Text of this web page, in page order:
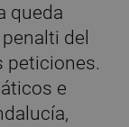
queda
del
peticiones.
e